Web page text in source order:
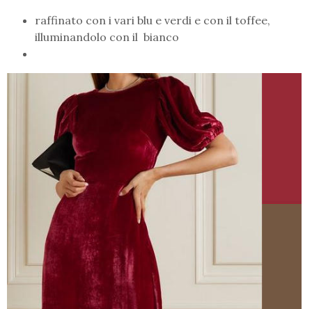
raffinato con i vari blu e verdi e con il toffee,
illuminandolo con il bianco